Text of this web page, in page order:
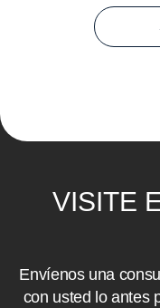
VISITE
Envíenos una
con usted lo antes